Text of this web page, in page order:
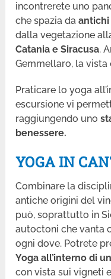
incontrerete uno
che spazia da
dalla vegetazione
Catania e Siracusa.
Gemmellaro, la vista
Praticare lo yoga
escursione vi
raggiungendo uno
benessere.
YOGA IN
Combinare la
antiche origini del
può, soprattutto in
autoctoni che vanta
ogni dove. Potrete
Yoga all’interno di
con vista sui vigneti